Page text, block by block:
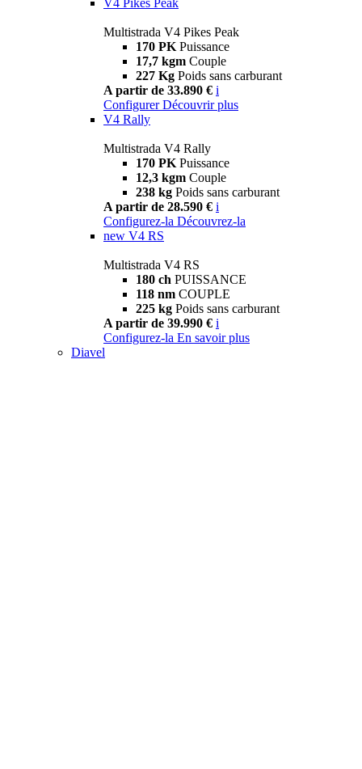
Multistrada V4 Pikes Peak
170 PK Puissance
17,7 kgm Couple
227 Kg Poids sans carburant
A partir de 33.890 € i
Configurer Découvrir plus
V4 Rally
Multistrada V4 Rally
170 PK Puissance
12,3 kgm Couple
238 kg Poids sans carburant
A partir de 28.590 € i
Configurez-la Découvrez-la
new V4 RS
Multistrada V4 RS
180 ch PUISSANCE
118 nm COUPLE
225 kg Poids sans carburant
A partir de 39.990 € i
Configurez-la En savoir plus
Diavel